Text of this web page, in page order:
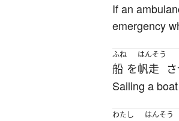
If an
emergency
ふね
船 を
はんそう
帆走
Sailing a
わたし
はんそう